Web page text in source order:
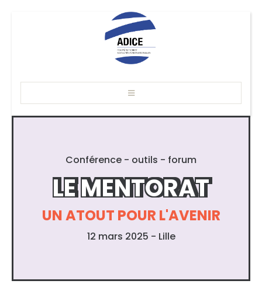
Conférence - outils - forum
LE MENTORAT
UN ATOUT POUR L'AVENIR
12 mars 2025 - Lille